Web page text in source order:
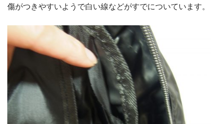
傷がつきやすいようで白い線などがすでについています。